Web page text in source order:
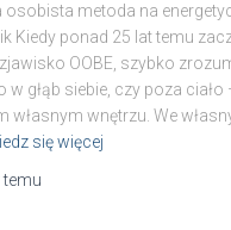
osobista metoda na
Kiedy ponad 25 lat temu
OOBE, szybko
w głąb siebie, czy poza ciało
własnym wnętrzu. We
się więcej
temu